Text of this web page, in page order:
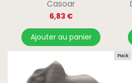
Casoar
6,83 €
Ajouter au panier
Pack